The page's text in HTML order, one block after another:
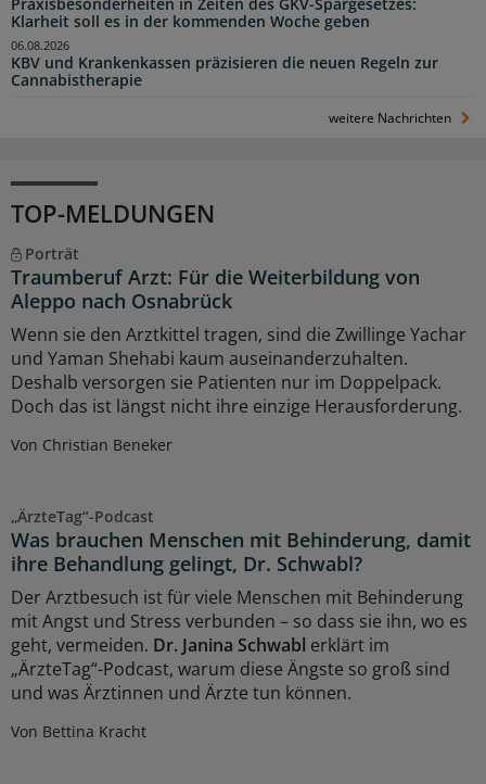
Praxisbesonderheiten in Zeiten des GKV-Spargesetzes:
Klarheit soll es in der kommenden Woche geben
KBV und Krankenkassen präzisieren die neuen Regeln zur
Cannabistherapie
06.08.2026
weitere Nachrichten
TOP-MELDUNGEN
Porträt
Traumberuf Arzt: Für die Weiterbildung von
Aleppo nach Osnabrück
Wenn sie den Arztkittel tragen, sind die Zwillinge Yachar
und Yaman Shehabi kaum auseinanderzuhalten.
Deshalb versorgen sie Patienten nur im Doppelpack.
Doch das ist längst nicht ihre einzige Herausforderung.
Von Christian Beneker
„ÄrzteTag“-Podcast
Was brauchen Menschen mit Behinderung, damit
ihre Behandlung gelingt, Dr. Schwabl?
Der Arztbesuch ist für viele Menschen mit Behinderung
mit Angst und Stress verbunden – so dass sie ihn, wo es
geht, vermeiden. Dr. Janina Schwabl erklärt im
„ÄrzteTag“-Podcast, warum diese Ängste so groß sind
und was Ärztinnen und Ärzte tun können.
Von Bettina Kracht